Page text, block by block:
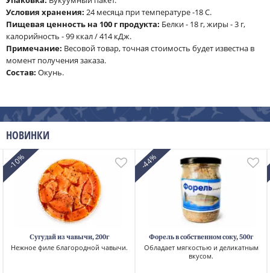
Условия хранения: 24 месяца при температуре -18 С.
Пищевая ценность на 100 г продукта: Белки - 18 г, жиры - 3 г,
калорийность - 99 ккал / 414 кДж.
Примечание: Весовой товар, точная стоимость будет известна в
момент получения заказа.
Cостав: Окунь.
НОВИНКИ
-10%
Сугудай из чавычи, 200г
Нежное филе благородной чавычи.
-44%
Форель в собственном соку, 500г
Обладает мягкостью и деликатным
вкусом.